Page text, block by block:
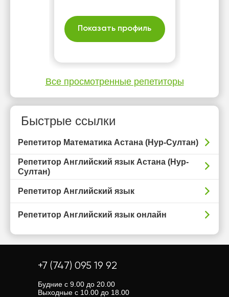
предмета, а не только
Показать профиль
Все просмотренные репетиторы
Быстрые ссылки
Репетитор Математика Астана (Нур-Султан)
Репетитор Английский язык Астана (Нур-
Султан)
Репетитор Английский язык
Репетитор Английский язык онлайн
+7 (747) 095 19 92
Будние с 9.00 до 20.00
Выходные с 10.00 до 18.00